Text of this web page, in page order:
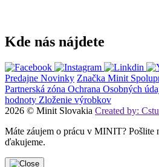
Kde nás nájdete
Predajne Novinky Značka Minit
Partnerská zóna Ochrana Osobných
hodnoty Zloženie výrobkov
2026 © Minit Slovakia Created by:
Máte záujem o prácu v MINIT? Pošlite
ďakujeme.